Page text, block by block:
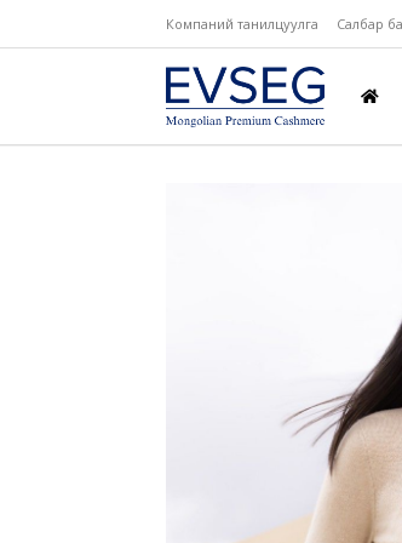
Компаний танилцуулга Салбар